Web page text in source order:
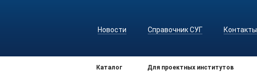
Новости Справочник СУГ Контакты
Каталог Для проектных институтов